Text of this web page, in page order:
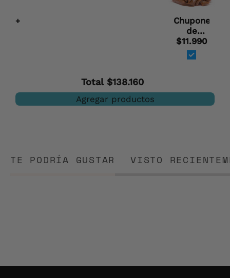
+
Chupones
de
Manjar
- Malla
(25
$11.990
Total $138.160
Agregar productos
TE PODRÍA GUSTAR VISTO